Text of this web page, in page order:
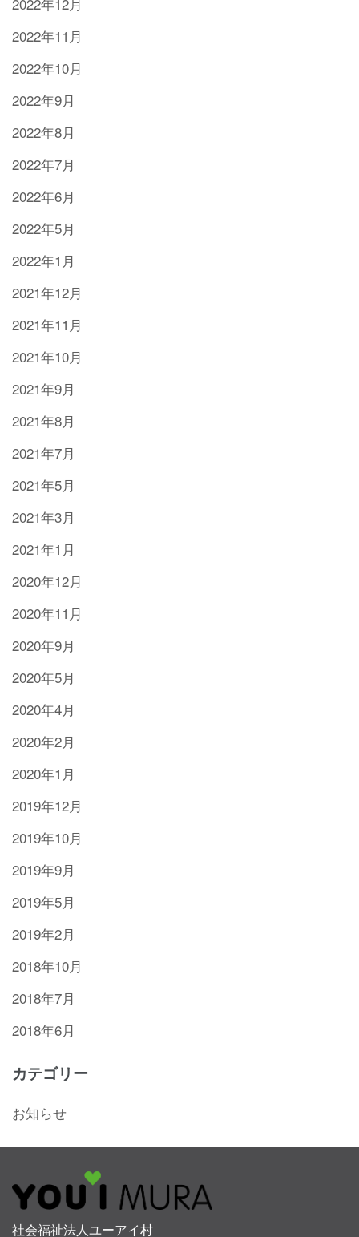
2022年11月
2022年10月
2022年9月
2022年8月
2022年7月
2022年6月
2022年5月
2022年1月
2021年12月
2021年11月
2021年10月
2021年9月
2021年8月
2021年7月
2021年5月
2021年3月
2021年1月
2020年12月
2020年11月
2020年9月
2020年5月
2020年4月
2020年2月
2020年1月
2019年12月
2019年10月
2019年9月
2019年5月
2019年2月
2018年10月
2018年7月
2018年6月
カテゴリー
お知らせ
社会福祉法人ユーアイ村